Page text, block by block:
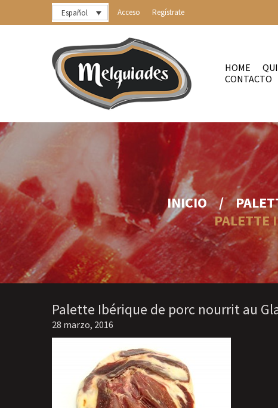
Español Acceso Regístrate
HOME
CONTACTO
INICIO /
PALETTE
Palette Ibérique de porc nourrit au
28 marzo, 2016